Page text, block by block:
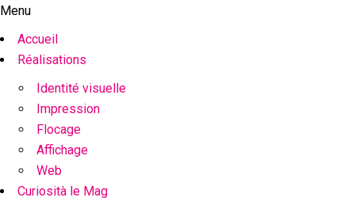
Menu
Accueil
Réalisations
Identité visuelle
Impression
Flocage
Affichage
Web
Curiosità le Mag